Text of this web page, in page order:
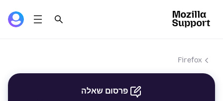
Firefox
פרסום שאלה